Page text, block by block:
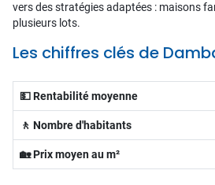
vers des stratégies adaptées : maisons
plusieurs lots.
Les chiffres clés de
💵 Rentabilité moyenne
🚶 Nombre d'habitants
🏡 Prix moyen au m²